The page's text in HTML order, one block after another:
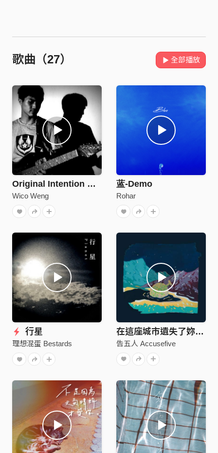
歌曲（27） 全部播放
Original Intention 初衷
Wico Weng
蓝-Demo
Rohar
行星
理想混蛋 Bestards
在這座城市遺失了妳 demo
告五人 Accusefive